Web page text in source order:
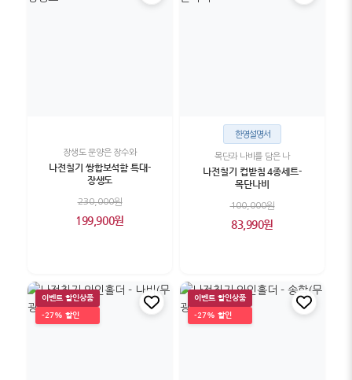
장생도 문양은 장수와
나전칠기 쌍합보석함 특대-
장생도
230,000원
199,900원
한영설명서
목단과 나비를 담은 나
나전칠기 컵받침 4종세트-
목단나비
100,000원
83,990원
이벤트 할인상품
-27% 할인
이벤트 할인상품
-27% 할인